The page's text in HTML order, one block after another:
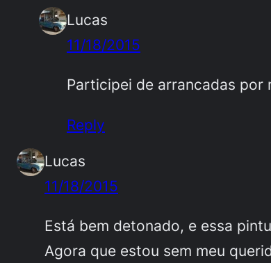
Lucas
11/18/2015
Participei de arrancadas por
Reply
Lucas
11/18/2015
Está bem detonado, e essa
Agora que estou sem meu